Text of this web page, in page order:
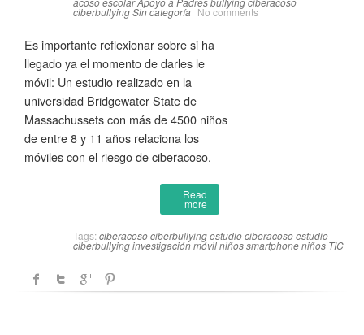
ciberbullyingSin categoría No comments
Es importante reflexionar sobre si ha
llegado ya el momento de darles le
móvil: Un estudio realizado en la
universidad Bridgewater State de
Massachussets con más de 4500 niños
de entre 8 y 11 años relaciona los
móviles con el riesgo de ciberacoso.
Read
more
Tags: ciberacosociberbullyingestudio ciberacosoestudio
ciberbullyinginvestigaciónmóvil niñossmartphone niños TIC